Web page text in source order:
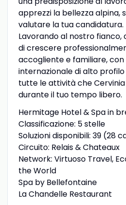
apprezzi la bellezza alpina,
valutare la tua candidatura.
Lavorando al nostro
di crescere
accogliente e familiare,
internazionale di alto
tutte le attività che
durante il tuo tempo libero.
Hermitage Hotel & Spa in
Classificazione: 5 stelle
Soluzioni disponibili: 39 (28
Circuito: Relais & Chateaux
Network: Virtuoso Travel,
the World
Spa by Bellefontaine
La Chandelle Restaurant